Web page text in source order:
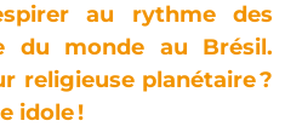
au rythme des
du monde au Brésil.
religieuse planétaire?
idole!